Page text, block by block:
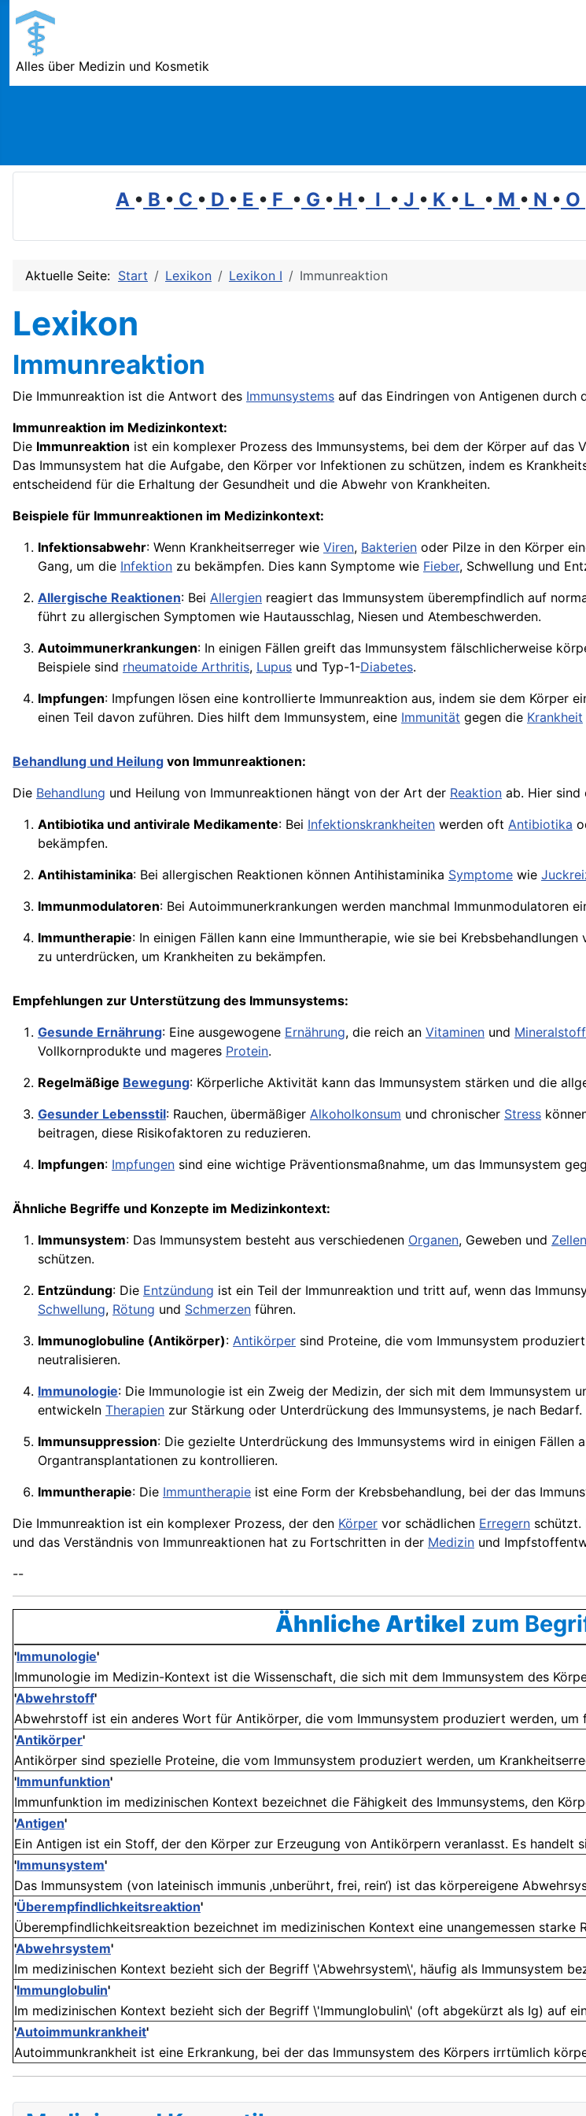
Alles über Medizin und Kosmetik
A • B • C • D • E • F • G • H • I • J • K • L • M • N • O
Aktuelle Seite: Start Lexikon Lexikon I Immunreaktion
Lexikon
Immunreaktion
Die Immunreaktion ist die Antwort des Immunsystems auf das Eindringen von Antigenen durch
Immunreaktion im Medizinkontext:
Die Immunreaktion ist ein komplexer Prozess des Immunsystems, bei dem der Körper auf
Das Immunsystem hat die Aufgabe, den Körper vor Infektionen zu schützen, indem es
entscheidend für die Erhaltung der Gesundheit und die Abwehr von Krankheiten.
Beispiele für Immunreaktionen im Medizinkontext:
Infektionsabwehr: Wenn Krankheitserreger wie Viren, Bakterien oder Pilze in den Körper
Gang, um die Infektion zu bekämpfen. Dies kann Symptome wie Fieber, Schwellung und
Allergische Reaktionen: Bei Allergien reagiert das Immunsystem überempfindlich auf
führt zu allergischen Symptomen wie Hautausschlag, Niesen und Atembeschwerden.
Autoimmunerkrankungen: In einigen Fällen greift das Immunsystem fälschlicherweise
Beispiele sind rheumatoide Arthritis, Lupus und Typ-1-Diabetes.
Impfungen: Impfungen lösen eine kontrollierte Immunreaktion aus, indem sie dem Körper
einen Teil davon zuführen. Dies hilft dem Immunsystem, eine Immunität gegen die Krankheit
Behandlung und Heilung von Immunreaktionen:
Die Behandlung und Heilung von Immunreaktionen hängt von der Art der Reaktion ab. Hier sind
Antibiotika und antivirale Medikamente: Bei Infektionskrankheiten werden oft Antibiotika
bekämpfen.
Antihistaminika: Bei allergischen Reaktionen können Antihistaminika Symptome wie
Immunmodulatoren: Bei Autoimmunerkrankungen werden manchmal Immunmodulatoren
Immuntherapie: In einigen Fällen kann eine Immuntherapie, wie sie bei
zu unterdrücken, um Krankheiten zu bekämpfen.
Empfehlungen zur Unterstützung des Immunsystems:
Gesunde Ernährung: Eine ausgewogene Ernährung, die reich an Vitaminen und
Vollkornprodukte und mageres Protein.
Regelmäßige Bewegung: Körperliche Aktivität kann das Immunsystem stärken und die
Gesunder Lebensstil: Rauchen, übermäßiger Alkoholkonsum und chronischer Stress
beitragen, diese Risikofaktoren zu reduzieren.
Impfungen: Impfungen sind eine wichtige Präventionsmaßnahme, um das Immunsystem
Ähnliche Begriffe und Konzepte im Medizinkontext:
Immunsystem: Das Immunsystem besteht aus verschiedenen Organen, Geweben und Zellen
schützen.
Entzündung: Die Entzündung ist ein Teil der Immunreaktion und tritt auf, wenn das
Schwellung, Rötung und Schmerzen führen.
Immunoglobuline (Antikörper): Antikörper sind Proteine, die vom Immunsystem
neutralisieren.
Immunologie: Die Immunologie ist ein Zweig der Medizin, der sich mit dem Immunsystem
entwickeln Therapien zur Stärkung oder Unterdrückung des Immunsystems, je nach Bedarf.
Immunsuppression: Die gezielte Unterdrückung des Immunsystems wird in einigen Fällen
Organtransplantationen zu kontrollieren.
Immuntherapie: Die Immuntherapie ist eine Form der Krebsbehandlung, bei der das
Die Immunreaktion ist ein komplexer Prozess, der den Körper vor schädlichen Erregern schützt.
und das Verständnis von Immunreaktionen hat zu Fortschritten in der Medizin und
--
Ähnliche Artikel zum
'Immunologie'
Immunologie im Medizin-Kontext ist die Wissenschaft, die sich mit dem Immunsystem des
'Abwehrstoff'
Abwehrstoff ist ein anderes Wort für Antikörper, die vom Immunsystem produziert werden, um
'Antikörper'
Antikörper sind spezielle Proteine, die vom Immunsystem produziert werden, um
'Immunfunktion'
Immunfunktion im medizinischen Kontext bezeichnet die Fähigkeit des Immunsystems, den
'Antigen'
Ein Antigen ist ein Stoff, der den Körper zur Erzeugung von Antikörpern veranlasst. Es handelt
'Immunsystem'
Das Immunsystem (von lateinisch immunis ‚unberührt, frei, rein‘) ist das körpereigene
'Überempfindlichkeitsreaktion'
Überempfindlichkeitsreaktion bezeichnet im medizinischen Kontext eine unangemessen starke
'Abwehrsystem'
Im medizinischen Kontext bezieht sich der Begriff \'Abwehrsystem\', häufig als Immunsystem
'Immunglobulin'
Im medizinischen Kontext bezieht sich der Begriff \'Immunglobulin\' (oft abgekürzt als Ig) auf
'Autoimmunkrankheit'
Autoimmunkrankheit ist eine Erkrankung, bei der das Immunsystem des Körpers irrtümlich